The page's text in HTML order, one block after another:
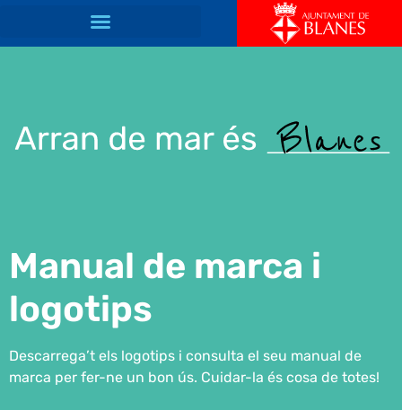
Manual de marca i
logotips
Descarrega’t els logotips i consulta el seu manual de
marca per fer-ne un bon ús. Cuidar-la és cosa de totes!